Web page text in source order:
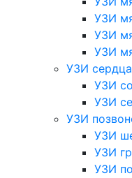
УЗИ
УЗИ
УЗИ
УЗИ сердца
УЗИ
УЗИ
УЗИ
УЗИ
УЗИ
УЗИ